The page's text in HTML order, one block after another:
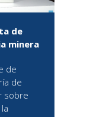
de
minera
de
de
sobre